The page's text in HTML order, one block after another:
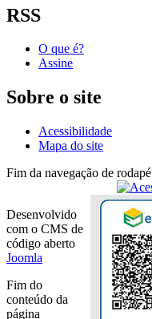
RSS
O que é?
Assine
Sobre o site
Acessibilidade
Mapa do site
Fim da navegação de rodapé
Desenvolvido
com o CMS de
código aberto
Joomla
Fim do
conteúdo da
página